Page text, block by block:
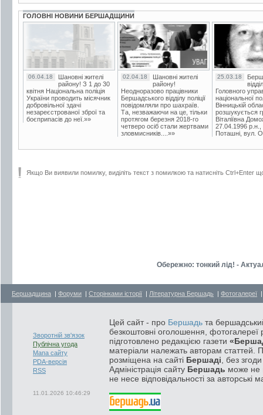
ГОЛОВНІ НОВИНИ БЕРШАДЩИНИ
06.04.18
Шановні жителі
району! З 1 до 30
квітня Національна поліція
України проводить місячник
добровільної здачі
незареєстрованої зброї та
боєприпасів до неї.»»
02.04.18
Шановні жителі
району!
Неодноразово працівники
Бершадського відділу поліції
повідомляли про шахраїв.
Та, незважаючи на це, тільки
протягом березня 2018-го
четверо осіб стали жертвами
зловмисників....»»
25.03.18
Головного
національної
Вінницькій
розшукується
Віталіївна
27.04.1996 р.н.,
Поташні, вул.
Якщо Ви виявили помилку, виділіть текст з помилкою та натисніть Ctrl+Enter
Обережно: тонкий лід! -
Бершадщина | Форуми | Сторінками історії | Літературна Бершадь | Фотогалереї
Зворотній зв'язок
Публічна угода
Мапа сайту
PDA-версія
RSS
11.01.2026 10:46:29
Цей сайт - про Бершадь та
безкоштовні оголошення, фотогалереї
підготовлено редакцією газети
матеріали належать авторам статтей.
розміщена на сайті Бершаді , без
Адміністрація сайту Бершадь може не
не несе відповідальності за авторські